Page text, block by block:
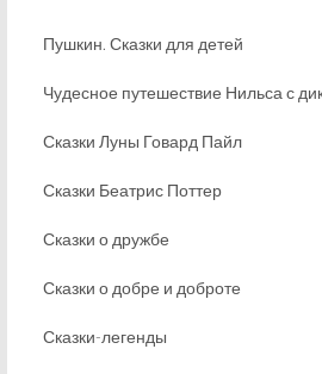
Пушкин. Сказки для детей
Чудесное путешествие Нильса с
Сказки Луны Говард Пайл
Сказки Беатрис Поттер
Сказки о дружбе
Сказки о добре и доброте
Сказки-легенды